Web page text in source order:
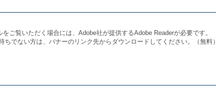
をご覧いただく場合には、Adobe社が提供するAdobe Readerが必要です。
ちでない方は、バナーのリンク先からダウンロードしてください。（無料）